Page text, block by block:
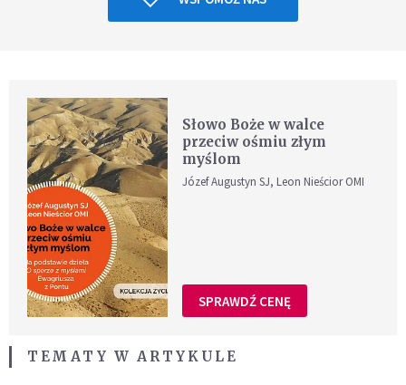
Słowo Boże w walce
przeciw ośmiu złym
myślom
Józef Augustyn SJ, Leon Nieścior OMI
SPRAWDŹ CENĘ
TEMATY W ARTYKULE